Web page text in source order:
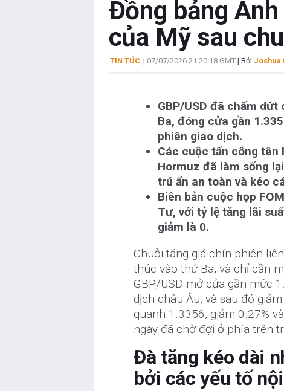
Đồng bảng
của Mỹ sau
TIN TỨC | 07/07/2026 21:20:18 GMT| Bởi Joshua
GBP/USD đã chấm
Ba, đóng cửa gần
phiên giao dịch.
Các cuộc tấn công tên
Hormuz đã làm sống
trú ẩn an toàn và kéo
Biên bản cuộc họp
Tư, với tỷ lệ tăng lãi
giảm là 0.
Chuỗi tăng giá chín phiên
thúc vào thứ Ba, và chỉ cần
GBP/USD mở cửa gần mức
dịch châu Âu, và sau đó
quanh 1.3356, giảm 0.27%
ngày đã chờ đợi ở phía trên
Đà tăng kéo dài
bởi các yếu tố